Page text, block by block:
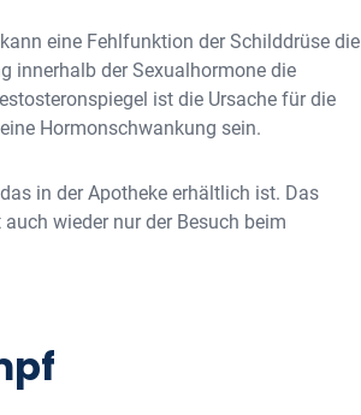
eine Fehlfunktion der Schilddrüse die
innerhalb der Sexualhormone die
ist die Ursache für die
Hormonschwankung sein.
in der Apotheke erhältlich ist. Das
wieder nur der Besuch beim